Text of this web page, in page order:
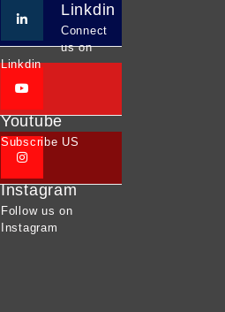
Linkdin
Connect
us on
Linkdin
Youtube
Subscribe US
Instagram
Follow us on
Instagram